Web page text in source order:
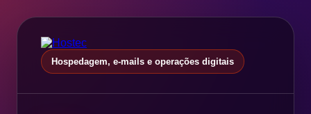
Hospedagem, e-mails e operações digitais